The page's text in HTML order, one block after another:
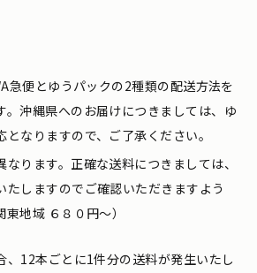
急便とゆうパックの2種類の配送方法を
。沖縄県へのお届けにつきましては、ゆ
となりますので、ご了承ください。
ります。正確な送料につきましては、
たしますのでご確認いただきますよう
地域 ６８０円〜）
、12本ごとに1件分の送料が発生いたし